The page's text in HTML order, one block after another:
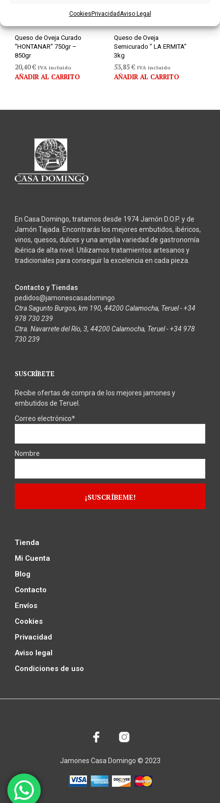
CookiesPrivacidad Aviso Legal
Queso de Oveja Curado
“HONTANAR” 750gr –
850gr
20,40€ IVA incluido
AÑADIR AL CARRITO
Queso de Oveja
Semicurado ” LA ERMITA”
3kg
53,85€ IVA incluido
AÑADIR AL CARRITO
En Casa Domingo, tratamos desde 1974 Jamón D.O.P. y de
Jamón Tajada. Encontrarás los mejores embutidos, ibéricos,
vinos, quesos, dulces y una amplia variedad de gastronomía
ibérica de alta nivel. Utilizamos tratamientos artesanos y
tradicionales para conseguir la excelencia en cada pieza.
Contacto y Tiendas
pedidos@jamonescasadomingo
Ctra Sagunto Burgos, km 190, 44200 Calamocha, Teruel - +34
978 730 239
Ctra. Navarrete del Río, 3, 44200 Calamocha, Teruel - +34 978
730 239
SUSCRÍBETE
Recibe ofertas de compra de los mejores jamones y
embutidos de Teruel.
Correo electrónico*
Nombre
Tienda
Mi Cuenta
Blog
Contacto
Envíos
Cookies
Privacidad
Aviso legal
Condiciones de uso
Jamones Casa Domingo © 2023